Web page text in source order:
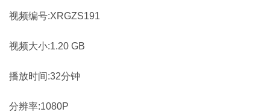
视频编号:XRGZS191
视频大小:1.20 GB
播放时间:32分钟
分辨率:1080P